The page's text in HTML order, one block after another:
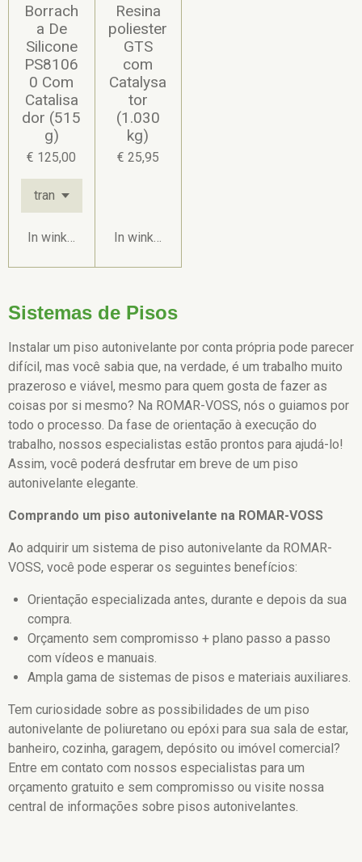
Borrach
a De
Silicone
PS8106
0 Com
Catalisa
dor (515
g)
€ 125,00
In winkelwagen
Resina
poliester
GTS
com
Catalysa
tor
(1.030
kg)
€ 25,95
In winkelwagen
Sistemas de Pisos
Instalar um piso autonivelante por conta própria pode parecer
difícil, mas você sabia que, na verdade, é um trabalho muito
prazeroso e viável, mesmo para quem gosta de fazer as
coisas por si mesmo? Na ROMAR-VOSS, nós o guiamos por
todo o processo. Da fase de orientação à execução do
trabalho, nossos especialistas estão prontos para ajudá-lo!
Assim, você poderá desfrutar em breve de um piso
autonivelante elegante.
Comprando um piso autonivelante na ROMAR-VOSS
Ao adquirir um sistema de piso autonivelante da ROMAR-
VOSS, você pode esperar os seguintes benefícios:
Orientação especializada antes, durante e depois da sua
compra.
Orçamento sem compromisso + plano passo a passo
com vídeos e manuais.
Ampla gama de sistemas de pisos e materiais auxiliares.
Tem curiosidade sobre as possibilidades de um piso
autonivelante de poliuretano ou epóxi para sua sala de estar,
banheiro, cozinha, garagem, depósito ou imóvel comercial?
Entre em contato com nossos especialistas para um
orçamento gratuito e sem compromisso ou visite nossa
central de informações sobre pisos autonivelantes.